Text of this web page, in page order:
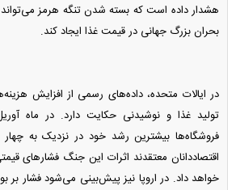
بحران بزرگ جهانی در قیمت غذا ایجاد کند.
در ایالات متحده، داده‌های رسمی از افزایش
تولید غذا و نوشیدنی حکایت دارد. در ماه
فروشگاه‌ها بیشترین رشد خود در نزدیک به
خواهد داد. در اروپا نیز پیش‌بینی می‌شود فشار بر